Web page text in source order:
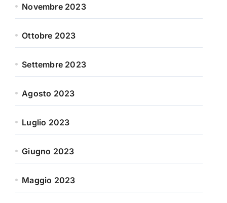
Novembre 2023
Ottobre 2023
Settembre 2023
Agosto 2023
Luglio 2023
Giugno 2023
Maggio 2023